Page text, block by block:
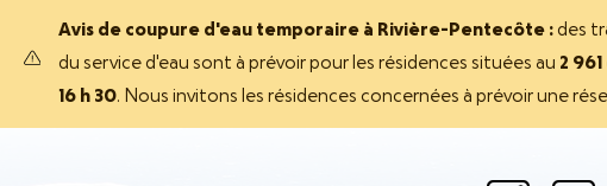
Avis de coupure d'eau temporaire à Rivière-Pentecôte : des
du service d'eau sont à prévoir pour les résidences situées au 2 961
16 h 30. Nous invitons les résidences concernées à prévoir une